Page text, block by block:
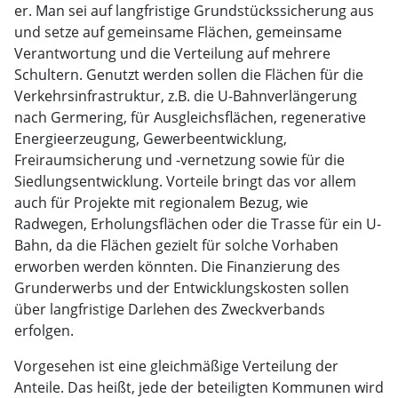
er. Man sei auf langfristige Grundstückssicherung aus
und setze auf gemeinsame Flächen, gemeinsame
Verantwortung und die Verteilung auf mehrere
Schultern. Genutzt werden sollen die Flächen für die
Verkehrsinfrastruktur, z.B. die U-Bahnverlängerung
nach Germering, für Ausgleichsflächen, regenerative
Energieerzeugung, Gewerbeentwicklung,
Freiraumsicherung und -vernetzung sowie für die
Siedlungsentwicklung. Vorteile bringt das vor allem
auch für Projekte mit regionalem Bezug, wie
Radwegen, Erholungsflächen oder die Trasse für ein U-
Bahn, da die Flächen gezielt für solche Vorhaben
erworben werden könnten. Die Finanzierung des
Grunderwerbs und der Entwicklungskosten sollen
über langfristige Darlehen des Zweckverbands
erfolgen.
Vorgesehen ist eine gleichmäßige Verteilung der
Anteile. Das heißt, jede der beteiligten Kommunen wird